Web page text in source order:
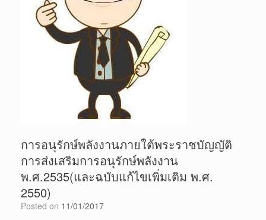
การอนุรักษ์พลังงานภายใต้พระราชบัญญัติ
การส่งเสริมการอนุรักษ์พลังงาน
พ.ศ.2535(และฉบับแก้ไขเพิ่มเติม พ.ศ.
2550)
Posted on 11/01/2017